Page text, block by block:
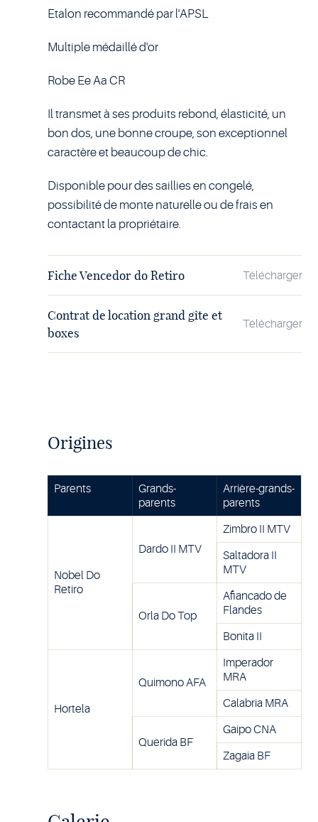
Etalon recommandé par l'APSL
Multiple médaillé d'or
Robe Ee Aa CR
Il transmet à ses produits rebond, élasticité, un
bon dos, une bonne croupe, son exceptionnel
caractère et beaucoup de chic.
Disponible pour des saillies en congelé,
possibilité de monte naturelle ou de frais en
contactant la propriétaire.
Fiche Vencedor do Retiro Télécharger
Contrat de location grand gîte et
boxes
Télécharger
Origines
Parents
Grands-
parents
Arrière-grands-
parents
Nobel Do
Retiro
Dardo II MTV
Zimbro II MTV
Saltadora II
MTV
Orla Do Top
Afiancado de
Flandes
Bonita II
Hortela
Quimono AFA
Imperador
MRA
Calabria MRA
Querida BF
Gaipo CNA
Zagaia BF